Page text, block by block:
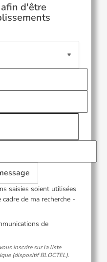
d'être
saisies soient utilisées
de ma recherche -
de
inscrire sur la liste
(dispositif BLOCTEL).